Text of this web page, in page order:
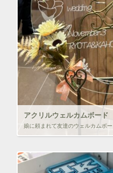
アクリルウェルカムボード